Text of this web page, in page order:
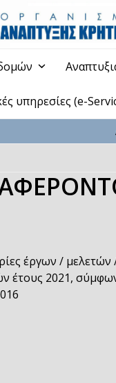
υπηρεσίες (e-
έργων /
έτους 2021,